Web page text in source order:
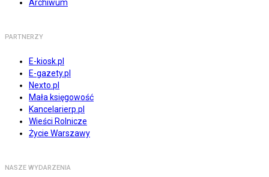
Archiwum
PARTNERZY
E-kiosk.pl
E-gazety.pl
Nexto.pl
Mała księgowość
Kancelarierp.pl
Wieści Rolnicze
Życie Warszawy
NASZE WYDARZENIA